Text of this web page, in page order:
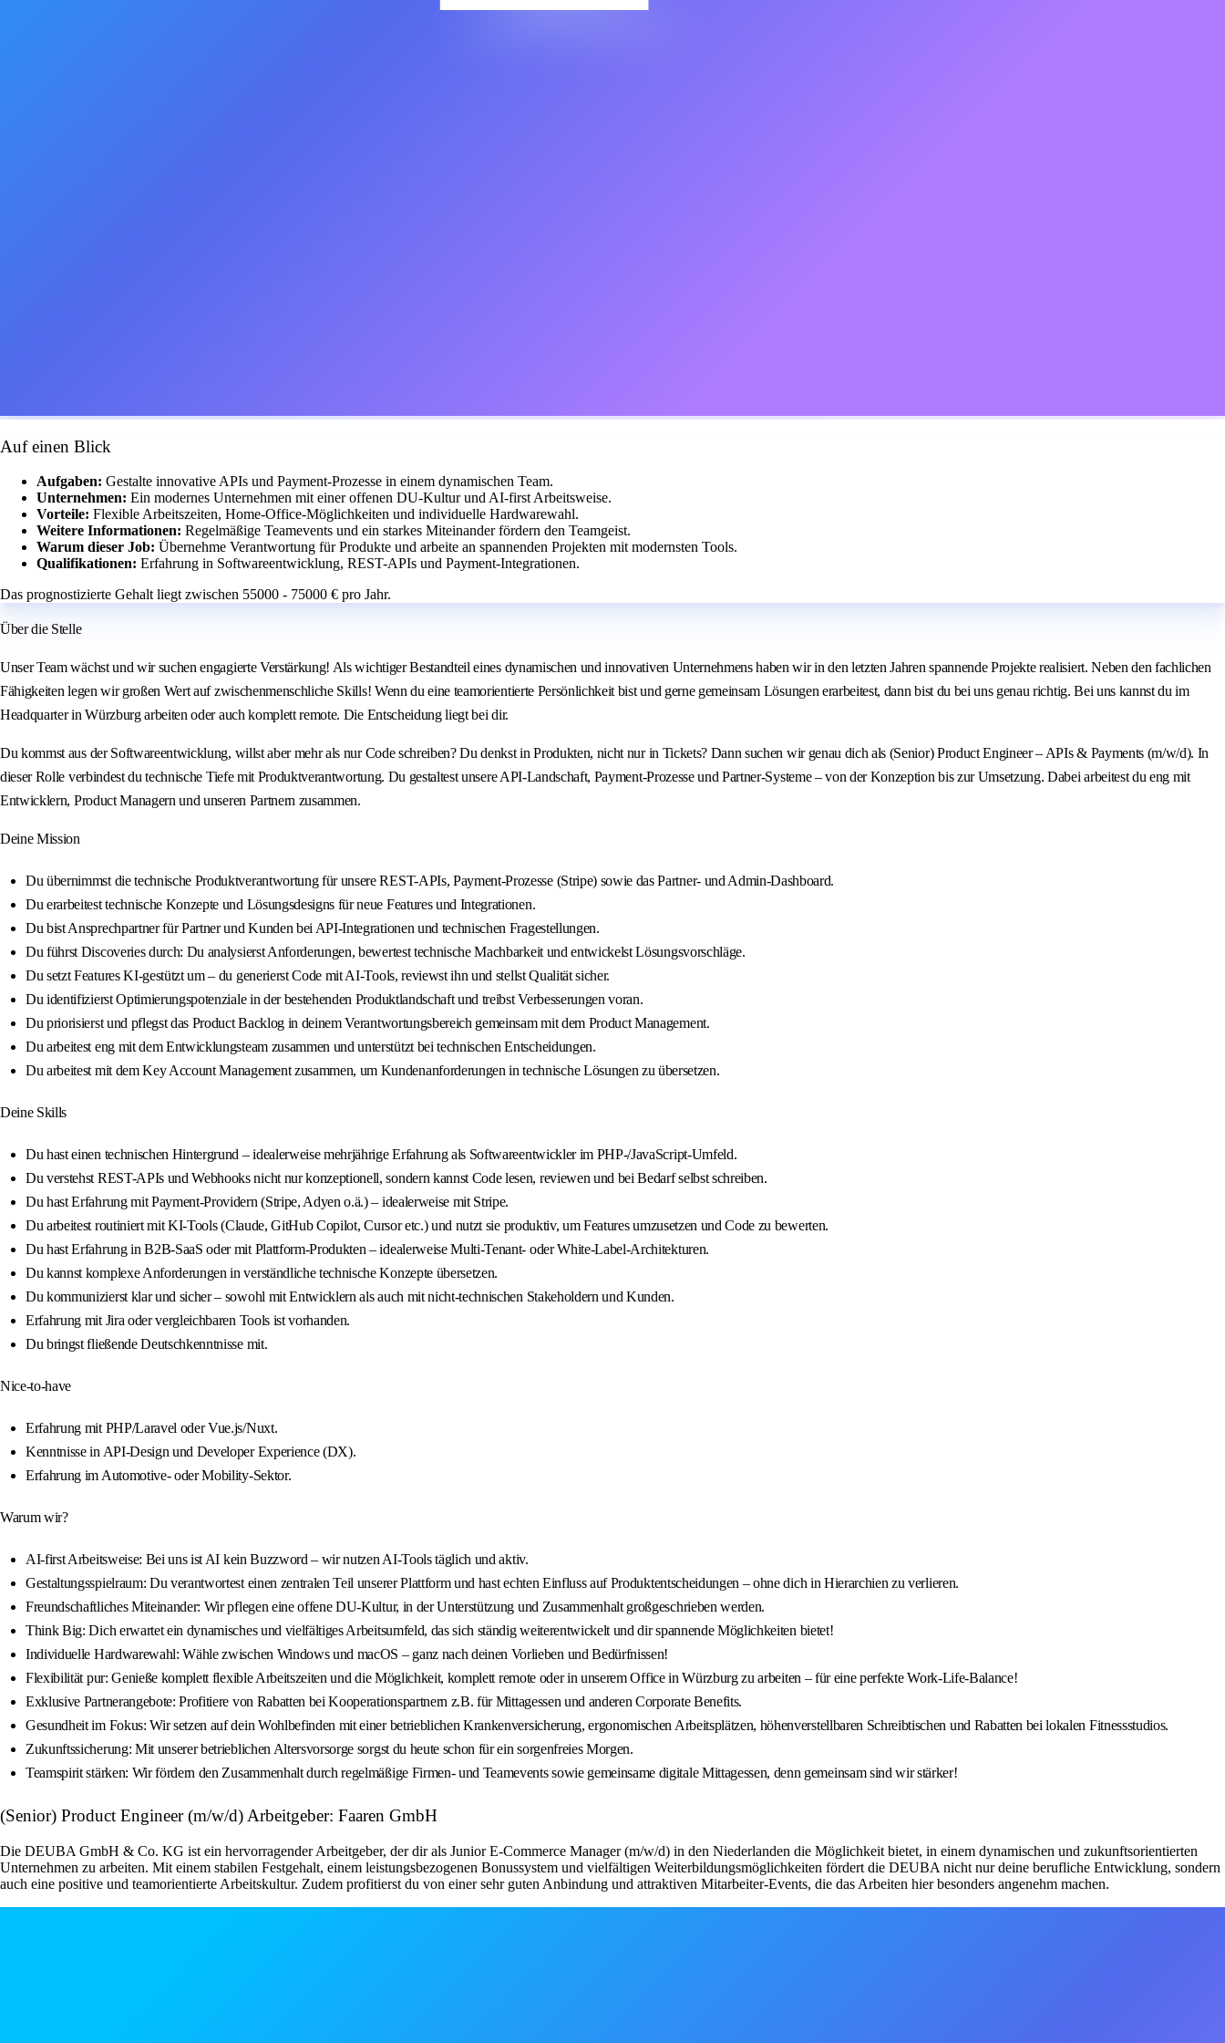
Auf einen Blick
Aufgaben: Gestalte innovative APIs und Payment-Prozesse in einem dynamischen Team.
Unternehmen: Ein modernes Unternehmen mit einer offenen DU-Kultur und AI-first Arbeitsweise.
Vorteile: Flexible Arbeitszeiten, Home-Office-Möglichkeiten und individuelle Hardwarewahl.
Weitere Informationen: Regelmäßige Teamevents und ein starkes Miteinander fördern den Teamgeist.
Warum dieser Job: Übernehme Verantwortung für Produkte und arbeite an spannenden Projekten mit modernsten Tools.
Qualifikationen: Erfahrung in Softwareentwicklung, REST-APIs und Payment-Integrationen.
Das prognostizierte Gehalt liegt zwischen 55000 - 75000 € pro Jahr.
Über die Stelle
Unser Team wächst und wir suchen engagierte Verstärkung! Als wichtiger Bestandteil eines dynamischen und innovativen Unternehmens haben wir in den letzten Jahren spannende Projekte realisiert. Neben den fachlichen
Fähigkeiten legen wir großen Wert auf zwischenmenschliche Skills! Wenn du eine teamorientierte Persönlichkeit bist und gerne gemeinsam Lösungen erarbeitest, dann bist du bei uns genau richtig. Bei uns kannst du im
Headquarter in Würzburg arbeiten oder auch komplett remote. Die Entscheidung liegt bei dir.
Du kommst aus der Softwareentwicklung, willst aber mehr als nur Code schreiben? Du denkst in Produkten, nicht nur in Tickets? Dann suchen wir genau dich als (Senior) Product Engineer – APIs & Payments (m/w/d). In
dieser Rolle verbindest du technische Tiefe mit Produktverantwortung. Du gestaltest unsere API-Landschaft, Payment-Prozesse und Partner-Systeme – von der Konzeption bis zur Umsetzung. Dabei arbeitest du eng mit
Entwicklern, Product Managern und unseren Partnern zusammen.
Deine Mission
Du übernimmst die technische Produktverantwortung für unsere REST-APIs, Payment-Prozesse (Stripe) sowie das Partner- und Admin-Dashboard.
Du erarbeitest technische Konzepte und Lösungsdesigns für neue Features und Integrationen.
Du bist Ansprechpartner für Partner und Kunden bei API-Integrationen und technischen Fragestellungen.
Du führst Discoveries durch: Du analysierst Anforderungen, bewertest technische Machbarkeit und entwickelst Lösungsvorschläge.
Du setzt Features KI-gestützt um – du generierst Code mit AI-Tools, reviewst ihn und stellst Qualität sicher.
Du identifizierst Optimierungspotenziale in der bestehenden Produktlandschaft und treibst Verbesserungen voran.
Du priorisierst und pflegst das Product Backlog in deinem Verantwortungsbereich gemeinsam mit dem Product Management.
Du arbeitest eng mit dem Entwicklungsteam zusammen und unterstützt bei technischen Entscheidungen.
Du arbeitest mit dem Key Account Management zusammen, um Kundenanforderungen in technische Lösungen zu übersetzen.
Deine Skills
Du hast einen technischen Hintergrund – idealerweise mehrjährige Erfahrung als Softwareentwickler im PHP-/JavaScript-Umfeld.
Du verstehst REST-APIs und Webhooks nicht nur konzeptionell, sondern kannst Code lesen, reviewen und bei Bedarf selbst schreiben.
Du hast Erfahrung mit Payment-Providern (Stripe, Adyen o.ä.) – idealerweise mit Stripe.
Du arbeitest routiniert mit KI-Tools (Claude, GitHub Copilot, Cursor etc.) und nutzt sie produktiv, um Features umzusetzen und Code zu bewerten.
Du hast Erfahrung in B2B‑SaaS oder mit Plattform‑Produkten – idealerweise Multi‑Tenant‑ oder White‑Label‑Architekturen.
Du kannst komplexe Anforderungen in verständliche technische Konzepte übersetzen.
Du kommunizierst klar und sicher – sowohl mit Entwicklern als auch mit nicht-technischen Stakeholdern und Kunden.
Erfahrung mit Jira oder vergleichbaren Tools ist vorhanden.
Du bringst fließende Deutschkenntnisse mit.
Nice-to-have
Erfahrung mit PHP/Laravel oder Vue.js/Nuxt.
Kenntnisse in API-Design und Developer Experience (DX).
Erfahrung im Automotive‑ oder Mobility‑Sektor.
Warum wir?
AI-first Arbeitsweise: Bei uns ist AI kein Buzzword – wir nutzen AI-Tools täglich und aktiv.
Gestaltungsspielraum: Du verantwortest einen zentralen Teil unserer Plattform und hast echten Einfluss auf Produktentscheidungen – ohne dich in Hierarchien zu verlieren.
Freundschaftliches Miteinander: Wir pflegen eine offene DU‑Kultur, in der Unterstützung und Zusammenhalt großgeschrieben werden.
Think Big: Dich erwartet ein dynamisches und vielfältiges Arbeitsumfeld, das sich ständig weiterentwickelt und dir spannende Möglichkeiten bietet!
Individuelle Hardwarewahl: Wähle zwischen Windows und macOS – ganz nach deinen Vorlieben und Bedürfnissen!
Flexibilität pur: Genieße komplett flexible Arbeitszeiten und die Möglichkeit, komplett remote oder in unserem Office in Würzburg zu arbeiten – für eine perfekte Work-Life-Balance!
Exklusive Partnerangebote: Profitiere von Rabatten bei Kooperationspartnern z.B. für Mittagessen und anderen Corporate Benefits.
Gesundheit im Fokus: Wir setzen auf dein Wohlbefinden mit einer betrieblichen Krankenversicherung, ergonomischen Arbeitsplätzen, höhenverstellbaren Schreibtischen und Rabatten bei lokalen Fitnessstudios.
Zukunftssicherung: Mit unserer betrieblichen Altersvorsorge sorgst du heute schon für ein sorgenfreies Morgen.
Teamspirit stärken: Wir fördern den Zusammenhalt durch regelmäßige Firmen- und Teamevents sowie gemeinsame digitale Mittagessen, denn gemeinsam sind wir stärker!
(Senior) Product Engineer (m/w/d) Arbeitgeber: Faaren GmbH
Die DEUBA GmbH & Co. KG ist ein hervorragender Arbeitgeber, der dir als Junior E-Commerce Manager (m/w/d) in den Niederlanden die Möglichkeit bietet, in einem dynamischen und zukunftsorientierten
Unternehmen zu arbeiten. Mit einem stabilen Festgehalt, einem leistungsbezogenen Bonussystem und vielfältigen Weiterbildungsmöglichkeiten fördert die DEUBA nicht nur deine berufliche Entwicklung, sondern
auch eine positive und teamorientierte Arbeitskultur. Zudem profitierst du von einer sehr guten Anbindung und attraktiven Mitarbeiter-Events, die das Arbeiten hier besonders angenehm machen.